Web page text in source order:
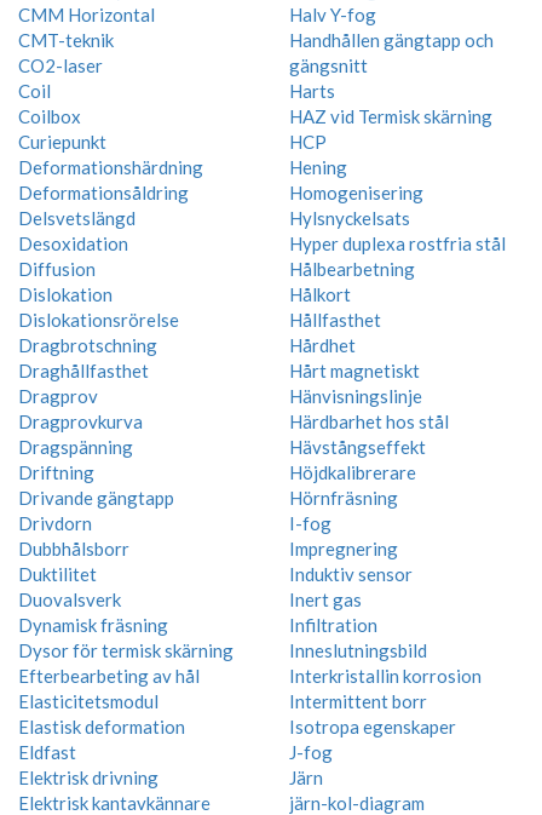
CMM Horizontal
CMT-teknik
CO2-laser
Coil
Coilbox
Curiepunkt
Deformationshärdning
Deformationsåldring
Delsvetslängd
Desoxidation
Diffusion
Dislokation
Dislokationsrörelse
Dragbrotschning
Draghållfasthet
Dragprov
Dragprovkurva
Dragspänning
Driftning
Drivande gängtapp
Drivdorn
Dubbhålsborr
Duktilitet
Duovalsverk
Dynamisk fräsning
Dysor för termisk skärning
Efterbearbeting av hål
Elasticitetsmodul
Elastisk deformation
Eldfast
Elektrisk drivning
Elektrisk kantavkännare
Halv Y-fog
Handhållen gängtapp och
gängsnitt
Harts
HAZ vid Termisk skärning
HCP
Hening
Homogenisering
Hylsnyckelsats
Hyper duplexa rostfria stål
Hålbearbetning
Hålkort
Hållfasthet
Hårdhet
Hårt magnetiskt
Hänvisningslinje
Härdbarhet hos stål
Hävstångseffekt
Höjdkalibrerare
Hörnfräsning
I-fog
Impregnering
Induktiv sensor
Inert gas
Infiltration
Inneslutningsbild
Interkristallin korrosion
Intermittent borr
Isotropa egenskaper
J-fog
Järn
järn-kol-diagram